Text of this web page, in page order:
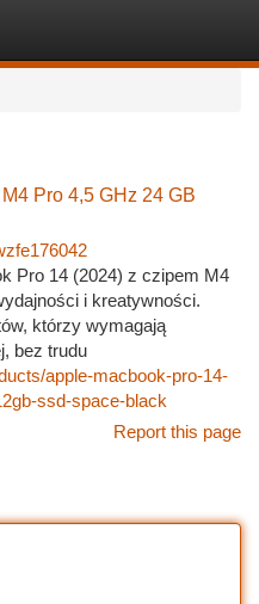
Pro 4,5 GHz 24 GB
Pro 14 (2024) z czipem M4
i kreatywności.
którzy wymagają
bez trudu
apple-macbook-pro-14-
ssd-space-black
Report this page